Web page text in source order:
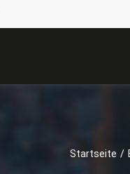
Startseite /